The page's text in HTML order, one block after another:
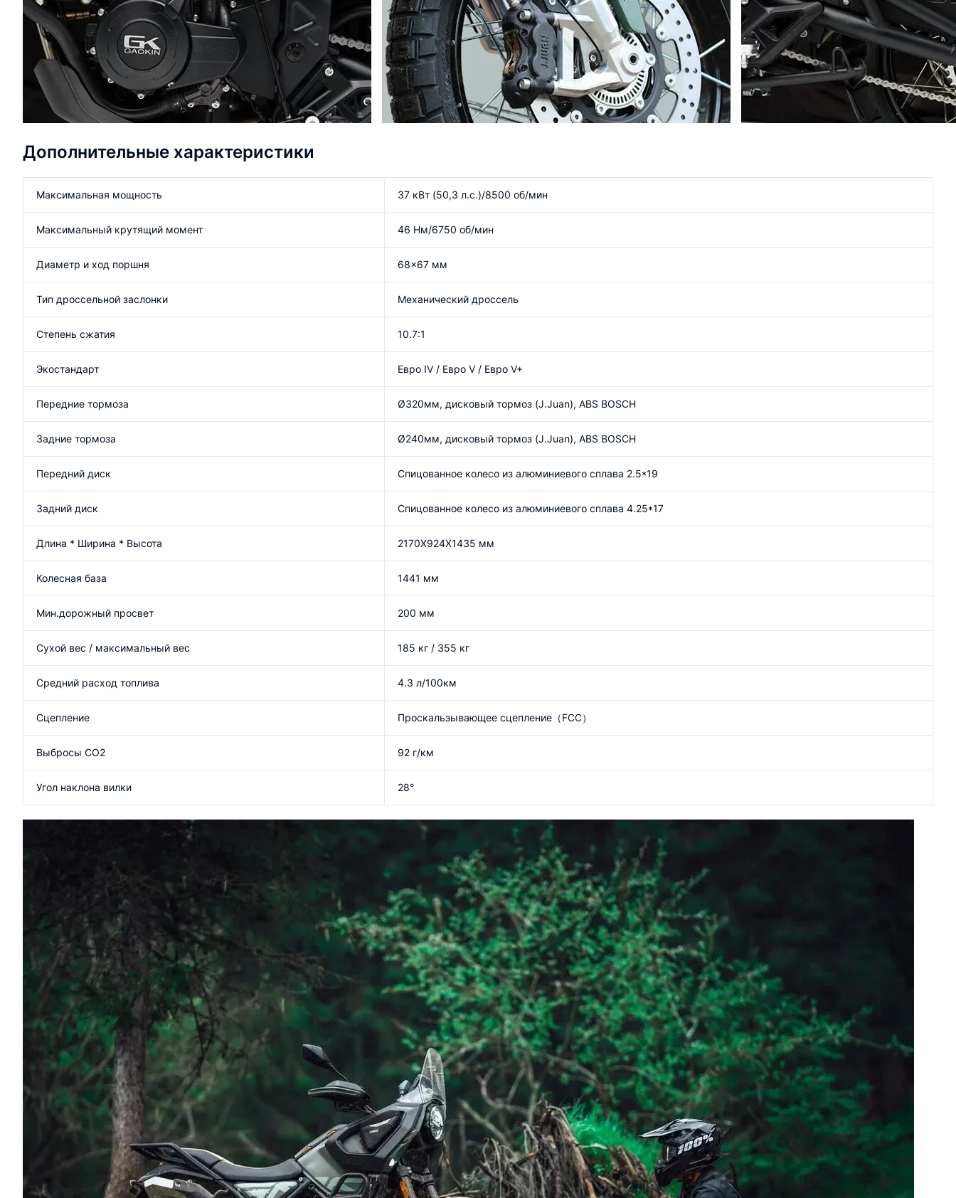
Дополнительные характеристики
Максимальная мощность 37 кВт (50,3 л.с.)/8500 об/мин
Максимальный крутящий момент 46 Нм/6750 об/мин
Диаметр и ход поршня 68x67 мм
Тип дроссельной заслонки Механический дроссель
Степень сжатия 10.7:1
Экостандарт Евро IV / Евро V / Евро V+
Передние тормоза Ø320мм, дисковый тормоз (J.Juan), АBS BOSCH
Задние тормоза Ø240мм, дисковый тормоз (J.Juan), АBS BOSCH
Передний диск Спицованное колесо из алюминиевого сплава 2.5*19
Задний диск Спицованное колесо из алюминиевого сплава 4.25*17
Длина * Ширина * Высота 2170X924X1435 мм
Колесная база 1441 мм
Мин.дорожный просвет 200 мм
Сухой вес / максимальный вес 185 кг / 355 кг
Средний расход топлива 4.3 л/100км
Сцепление Проскальзывающее сцепление（FCC）
Выбросы CO2 92 г/км
Угол наклона вилки 28°